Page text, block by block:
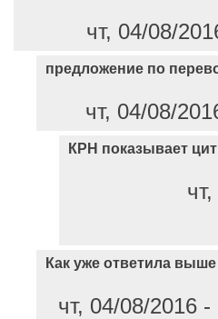
чт, 04/08/
предложение по
чт, 04/08/
КРН показывает
Как уже ответила
чт, 04/08/2016